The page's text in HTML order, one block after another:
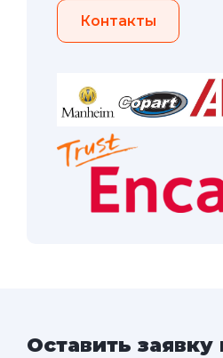
Контакты
Оставить